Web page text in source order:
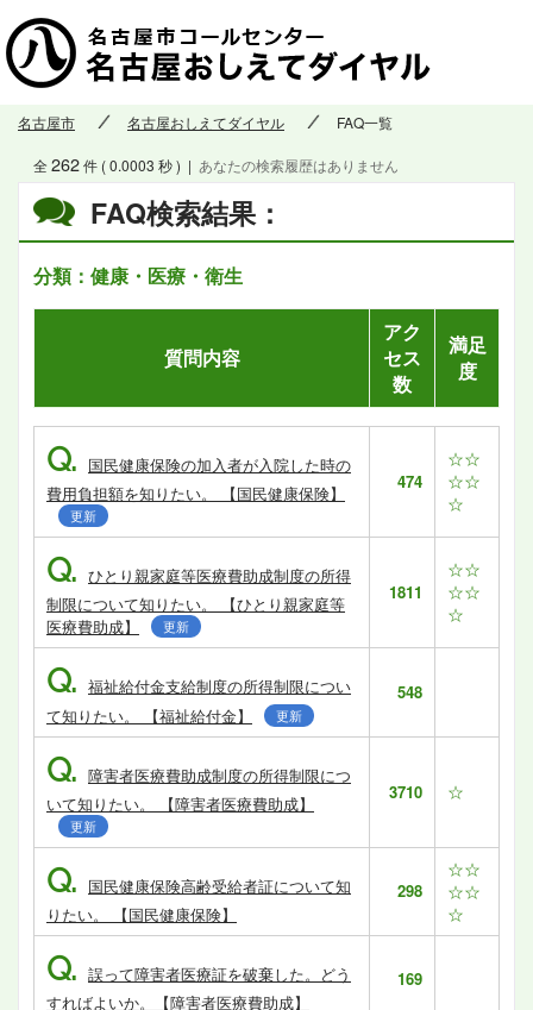
名古屋市 名古屋おしえてダイヤル FAQ一覧
FAQ検索結果：
分類：健康・医療・衛生
全262件 ( 0.0003 秒 ) | あなたの検索履歴はありません
質問内容
アク
セス
数
満足
度
Q. 国民健康保険の加入者が入院した時の
費用負担額を知りたい。 【国民健康保険】
更新
474
☆☆
☆☆
☆
Q. ひとり親家庭等医療費助成制度の所得
制限について知りたい。 【ひとり親家庭等
医療費助成】
更新
1811
☆☆
☆☆
☆
Q. 福祉給付金支給制度の所得制限につい
て知りたい。 【福祉給付金】
更新
548
Q. 障害者医療費助成制度の所得制限につ
いて知りたい。 【障害者医療費助成】
更新
3710 ☆
Q. 国民健康保険高齢受給者証について知
りたい。 【国民健康保険】
298
☆☆
☆☆
☆
Q. 誤って障害者医療証を破棄した。どう
すればよいか。【障害者医療費助成】
169